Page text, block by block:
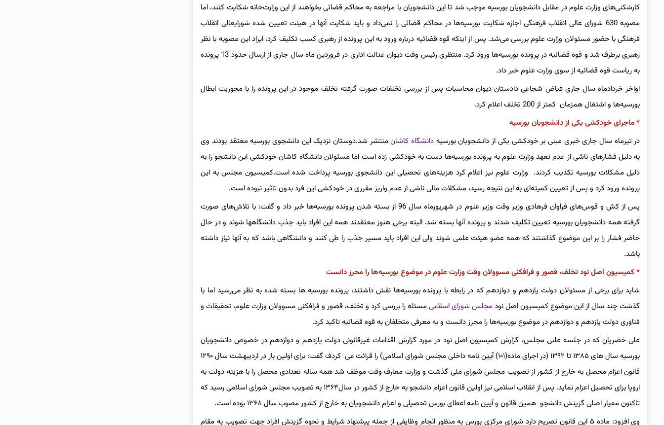
کارشکنی‌های وزارت علوم در مقابل دانشجویان بورسیه موجب شد تا این دانشجویان با مراجعه به محاکم قضائی بخواهند از این وزارت‌خانه شکایت کنند، اما
مصوبه 630 شورای عالی انقلاب فرهنگی اجازه شکایت بورسیه‌ها در محاکم قضائی را نمی‌داد و باید شکایت آنها در هیئت تعیین شده شورایعالی انقلاب
فرهنگی با حضور مسئولان وزارت علوم بررسی می‌شد. پس از اینکه قوه قضائیه درباره ورود به این پرونده از رهبری کسب تکلیف کرد، ایراد این مصوبه با نظر
رهبری برطرف شد و قوه قضائیه در پرونده‌ بورسیه‌ها ورود کرد. منتظری رئیس وقت دیوان عدالت اداری در فروردین‌ ماه سال جاری از ارسال حدود 13 پرونده
به ریاست قوه قضائیه از سوی وزارت علوم خبر داد.
اواخر خردادماه سال جاری فیاض شجاعی دادستان دیوان محاسبات پس از بررسی تخلفات صورت گرفته تخلف موجود در این پرونده را با محوریت ابطال
بورسیه‌ها و اشتغال همزمان کمتر از 200 تخلف اعلام کرد.
* ماجرای خودکشی یکی از دانشجویان بورسیه
در تیرماه سال جاری خبری مبنی بر خودکشی یکی از دانشجویان بورسیه دانشگاه کاشانمنتشر شد.دوستان نزدیک این دانشجوی بورسیه معتقد بودند وی
به دلیل فشارهای ناشی از عدم تعهد وزارت علوم به پرونده بورسیه‌ها دست به خودکشی زده است اما مسئولان دانشگاه کاشان خودکشی این دانشجو را به
دلیل مشکلات بورسیه تکذیب کردند. وزارت علوم نیز اعلام کرد هزینه‌های تحصیلی این دانشجوی بورسیه پرداخت شده است.کمیسیون مجلس به این
پرونده ورود کرد و پس از تعیین کمیته‌ای به این نتیجه رسید، مشکلات مالی ناشی از عدم واریز مقرری در خودکشی این فرد بدون تاثیر نبوده است.
پس از کش و قوس‌های فراوان فرهادی وزیر وقت وزیر علوم در شهریورماه سال 96 از بسته شدن پرونده بورسیه‌ها خبر داد و گفت: با تلاش‌های صورت
گرفته همه دانشجویان بورسیه تعیین تکلیف شدند و پرونده آنها بسته شد. البته برخی هنوز معتقدند همه این افراد باید جذب دانشگاهها شوند و در حال
حاضر فشار را بر این موضوع گذاشتند که همه عضو هیئت علمی شوند ولی این افراد باید مسیر جذب را طی کنند و دانشگاهی باشد که به آنها نیاز داشته
باشد.
* کمیسیون اصل نود تخلف، قصور و فرافکنی مسوولان وقت وزارت علوم در موضوع بورسیه‌ها را محرز دانست
شاید برای برخی از مسئولان دولت یازدهم و دوازدهم که در رابطه با پرونده بورسیه‌ها نقش داشتند، پرونده بورسیه ها بسته شده به نظر می‌رسید اما با
گذشت چند سال از این موضوع کمیسیون اصل نودمجلس شورای اسلامیمسئله را بررسی کرد و تخلف، قصور و فرافکنی مسوولان وزارت علوم، تحقیقات و
فناوری دولت یازدهم و دوازدهم در موضوع بورسیه‌ها را محرز دانست و به معرفی متخلفان به قوه قضائیه تاکید کرد.
علی خضریان که در جلسه علنی مجلس، گزارش کمیسیون اصل نود در مورد گزارش اقدامات غیرقانونی دولت یازدهم و دوازدهم در خصوص دانشجویان
بورسیه سال های ۱۳۸۵ تا ۱۳۹۲ (در اجرای ماده(۱۰۱) آیین نامه داخلی مجلس شورای اسلامی) را قرائت می کردف گفت: برای اولین بار در اردیبهشت سال ۱۲۹۰
قانون اعزام محصل به خارج از کشور از تصویب مجلس شورای ملی گذشت و وزارت معارف وقت موظف شد همه ساله تعدادی محصل را با هزینه دولت به
اروپا برای تحصیل اعزام نماید. پس از انقلاب اسلامی نیز اولین قانون اعزام دانشجو به خارج از کشور در سال۱۳۶۴ به تصویب مجلس شورای اسلامی رسید که
تاکنون معیار اصلی گزینش دانشجو همین قانون و آیین نامه اعطای بورس تحصیلی و اعزام دانشجویان به خارج از کشور مصوب سال ۱۳۶۸ بوده است.
وی افزود: ماده ۵ این قانون تصریح دارد شورای مرکزی بورس به منظور انجام وظایفی از جمله پیشنهاد شرایط و نحوه گزینش افراد جهت تصویب به مقام